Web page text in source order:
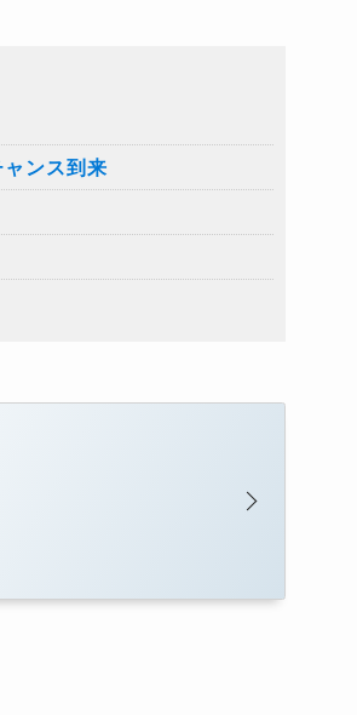
ンス到来